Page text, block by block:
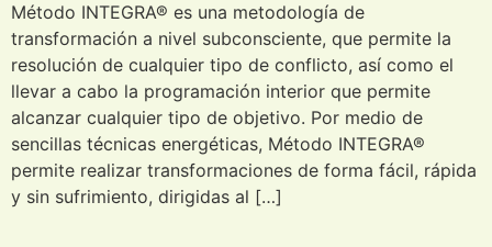
Método INTEGRA® es una metodología de
transformación a nivel subconsciente, que permite la
resolución de cualquier tipo de conflicto, así como el
llevar a cabo la programación interior que permite
alcanzar cualquier tipo de objetivo. Por medio de
sencillas técnicas energéticas, Método INTEGRA®
permite realizar transformaciones de forma fácil, rápida
y sin sufrimiento, dirigidas al […]